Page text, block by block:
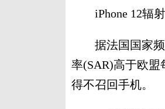
iPhone 12辐射
据法国国家频
率(SAR)高于欧盟
得不召回手机。